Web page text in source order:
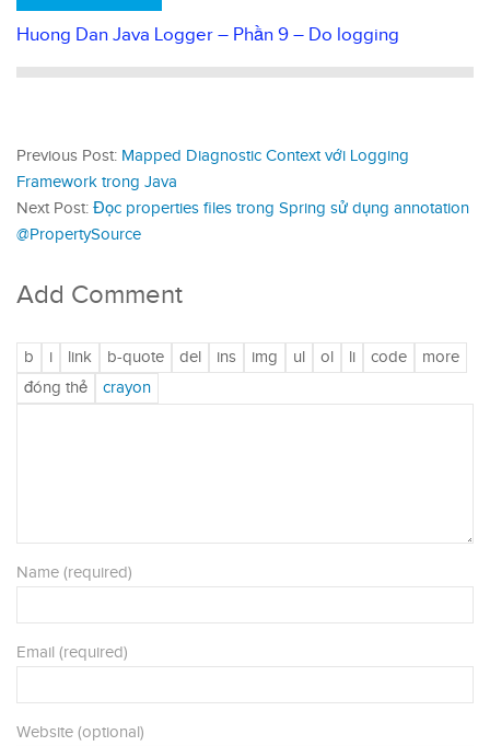
Huong Dan Java Logger – Phần 9 – Do logging
Previous Post: Mapped Diagnostic Context với Logging
Framework trong Java
Next Post: Đọc properties files trong Spring sử dụng annotation
@PropertySource
Add Comment
Name (required)
Email (required)
Website (optional)